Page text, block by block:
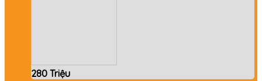
280 Triệu